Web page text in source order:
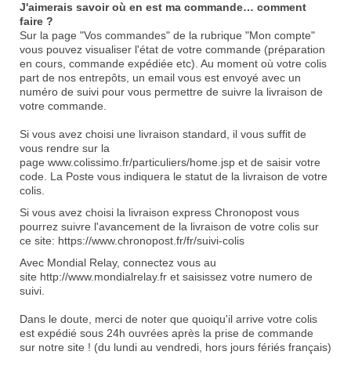
J'aimerais savoir où en est ma commande… comment
faire ?
Sur la page "Vos commandes" de la rubrique "Mon compte"
vous pouvez visualiser l'état de votre commande (préparation
en cours, commande expédiée etc). Au moment où votre colis
part de nos entrepôts, un email vous est envoyé avec un
numéro de suivi pour vous permettre de suivre la livraison de
votre commande.
Si vous avez choisi une livraison standard, il vous suffit de
vous rendre sur la
page www.colissimo.fr/particuliers/home.jsp et de saisir votre
code. La Poste vous indiquera le statut de la livraison de votre
colis.
Si vous avez choisi la livraison express Chronopost vous
pourrez suivre l'avancement de la livraison de votre colis sur
ce site: https://www.chronopost.fr/fr/suivi-colis
Avec Mondial Relay, connectez vous au
site http://www.mondialrelay.fr et saisissez votre numero de
suivi.
Dans le doute, merci de noter que quoiqu'il arrive votre colis
est expédié sous 24h ouvrées après la prise de commande
sur notre site ! (du lundi au vendredi, hors jours fériés français)